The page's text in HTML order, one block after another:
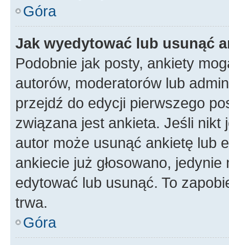
Góra
Jak wyedytować lub usunąć
Podobnie jak posty, ankiety
autorów, moderatorów lub
przejdź do edycji pierwszego
związana jest ankieta. Jeśli nikt
autor może usunąć ankietę lub
ankiecie już głosowano,
edytować lub usunąć. To
trwa.
Góra